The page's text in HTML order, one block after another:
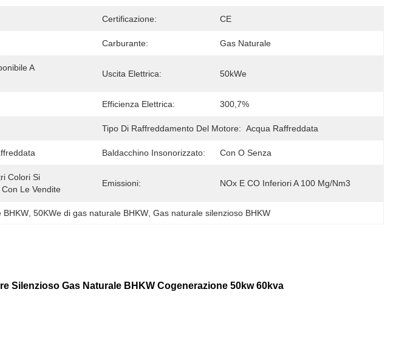
Certificazione: CE
Carburante: Gas Naturale
A
Uscita Elettrica: 50kWe
Efficienza Elettrica: 300,7%
Tipo Di Raffreddamento Del Motore: Acqua Raffreddata
Baldacchino Insonorizzato: Con O Senza
Colori Si
Le Vendite
Emissioni: NOx E CO Inferiori A 100 Mg/Nm3
BHKW , 50KWe di gas naturale BHKW , Gas naturale silenzioso BHKW
Silenzioso Gas Naturale BHKW Cogenerazione 50kw 60kva